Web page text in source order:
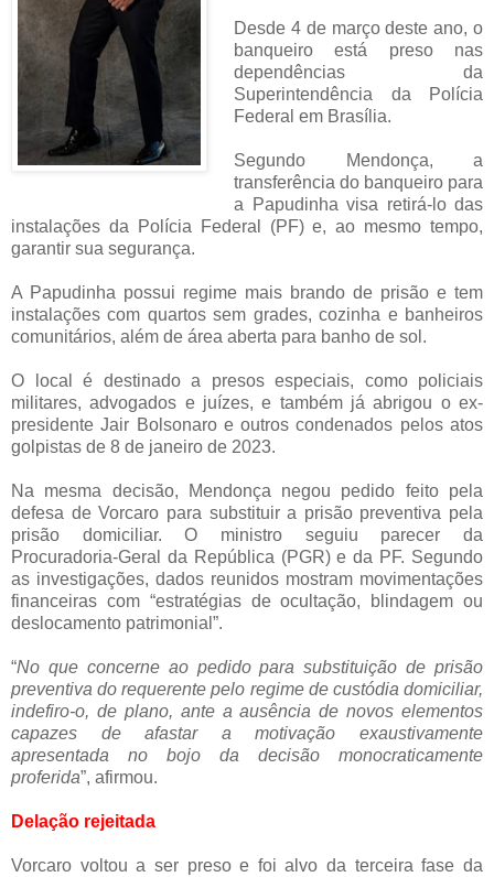
Desde 4 de março deste ano, o
banqueiro está preso nas
dependências da
Superintendência da Polícia
Federal em Brasília.
Segundo Mendonça, a
transferência do banqueiro para
a Papudinha visa retirá-lo das
instalações da Polícia Federal (PF) e, ao mesmo tempo,
garantir sua segurança.
A Papudinha possui regime mais brando de prisão e tem
instalações com quartos sem grades, cozinha e banheiros
comunitários, além de área aberta para banho de sol.
O local é destinado a presos especiais, como policiais
militares, advogados e juízes, e também já abrigou o ex-
presidente Jair Bolsonaro e outros condenados pelos atos
golpistas de 8 de janeiro de 2023.
Na mesma decisão, Mendonça negou pedido feito pela
defesa de Vorcaro para substituir a prisão preventiva pela
prisão domiciliar. O ministro seguiu parecer da
Procuradoria-Geral da República (PGR) e da PF. Segundo
as investigações, dados reunidos mostram movimentações
financeiras com “estratégias de ocultação, blindagem ou
deslocamento patrimonial”.
“No que concerne ao pedido para substituição de prisão
preventiva do requerente pelo regime de custódia domiciliar,
indefiro-o, de plano, ante a ausência de novos elementos
capazes de afastar a motivação exaustivamente
apresentada no bojo da decisão monocraticamente
proferida”, afirmou.
Delação rejeitada
Vorcaro voltou a ser preso e foi alvo da terceira fase da